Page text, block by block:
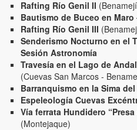
Rafting Río Genil II
Bautismo de Buceo en Maro
Rafting Río Genil III
Senderismo Nocturno en el
Sesión Astronomía
Travesía en el Lago de
(Cuevas San Marcos -
Barranquismo en la Sima
Espeleología Cuevas
Vía ferrata Hundidero
(Montejaque)